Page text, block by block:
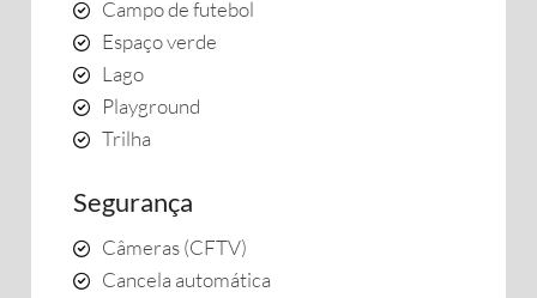
Campo de futebol
Espaço verde
Lago
Playground
Trilha
Segurança
Câmeras (CFTV)
Cancela automática